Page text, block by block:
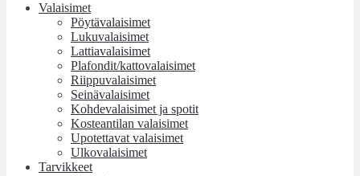
Valaisimet
Pöytävalaisimet
Lukuvalaisimet
Lattiavalaisimet
Plafondit/kattovalaisimet
Riippuvalaisimet
Seinävalaisimet
Kohdevalaisimet ja spotit
Kosteantilan valaisimet
Upotettavat valaisimet
Ulkovalaisimet
Tarvikkeet